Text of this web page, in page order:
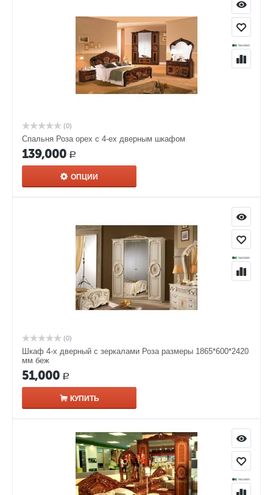
(0)
Спальня Роза орех с 4-ех дверным шкафом
139,000 Р
ОПЦИИ
(0)
Шкаф 4-х дверный с зеркалами Роза размеры 1865*600*2420
мм беж
51,000 Р
КУПИТЬ